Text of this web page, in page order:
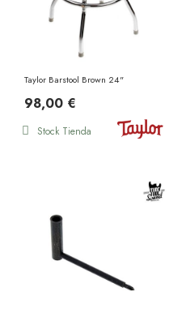
Taylor Barstool Brown 24"
98,00 €
Stock Tienda